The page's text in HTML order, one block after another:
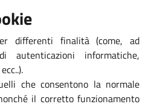
differenti finalità (come, ad
autenticazioni informatiche,
che consentono la normale
il corretto funzionamento